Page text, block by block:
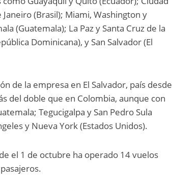
(Brasil); Miami, Washington y
(Guatemala); La Paz y Santa Cruz de la
Dominicana), y San Salvador (El
de la empresa en El Salvador, país desde
del doble que en Colombia, aunque con
Tegucigalpa y San Pedro Sula
y Nueva York (Estados Unidos).
el 1 de octubre ha operado 14 vuelos